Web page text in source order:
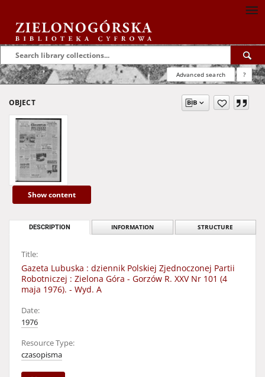
Advanced search ?
OBJECT
Show content
DESCRIPTION INFORMATION STRUCTURE
Title:
Gazeta Lubuska : dziennik Polskiej Zjednoczonej Partii
Robotniczej : Zielona Góra - Gorzów R. XXV Nr 101 (4
maja 1976). - Wyd. A
Date:
1976
Resource Type:
czasopisma